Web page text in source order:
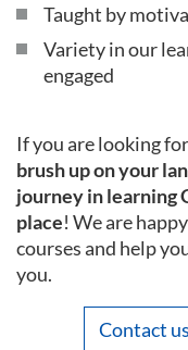
Taught by
Variety in our
engaged
If you are looking
brush up on your
journey in learning
place! We are
courses and help
you.
Contact